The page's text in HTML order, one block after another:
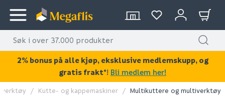
KAN DISSE VÆRE AV INTERESSE?
Kutte- og kappemaskiner Multikuttere og multiverktøy
2% bonus på alle kjøp, eksklusive medlemskupp, og
gratis frakt*! Bli medlem her!